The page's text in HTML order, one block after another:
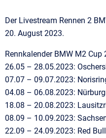
Der Livestream Rennen 2
20. August 2023.
Rennkalender BMW M2 Cup
26.05 – 28.05.2023:
07.07 – 09.07.2023:
04.08 – 06.08.2023:
18.08 – 20.08.2023:
08.09 – 10.09.2023:
22.09 – 24.09.2023: Red